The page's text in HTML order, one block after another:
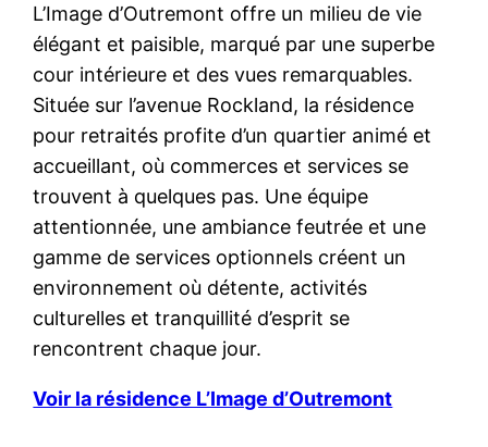
L’Image d’Outremont offre un milieu de vie
élégant et paisible, marqué par une superbe
cour intérieure et des vues remarquables.
Située sur l’avenue Rockland, la résidence
pour retraités profite d’un quartier animé et
accueillant, où commerces et services se
trouvent à quelques pas. Une équipe
attentionnée, une ambiance feutrée et une
gamme de services optionnels créent un
environnement où détente, activités
culturelles et tranquillité d’esprit se
rencontrent chaque jour.
Voir la résidence L’Image d’Outremont